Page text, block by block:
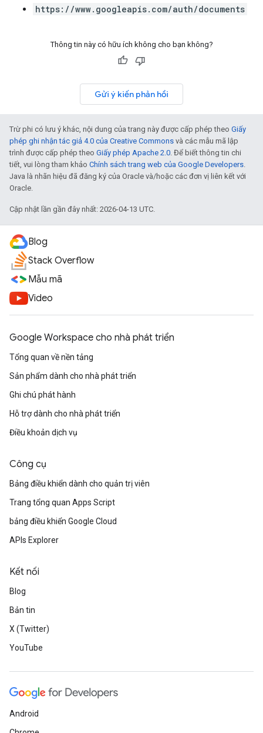
https://www.googleapis.com/auth/documents
Thông tin này có hữu ích không cho bạn không?
Gửi ý kiến phản hồi
Trừ phi có lưu ý khác, nội dung của trang này được cấp phép theo Giấy
phép ghi nhận tác giả 4.0 của Creative Commons và các mẫu mã lập
trình được cấp phép theo Giấy phép Apache 2.0. Để biết thông tin chi
tiết, vui lòng tham khảo Chính sách trang web của Google Developers.
Java là nhãn hiệu đã đăng ký của Oracle và/hoặc các đơn vị liên kết với
Oracle.
Cập nhật lần gần đây nhất: 2026-04-13 UTC.
Blog
Stack Overflow
Mẫu mã
Video
Google Workspace cho nhà phát triển
Tổng quan về nền tảng
Sản phẩm dành cho nhà phát triển
Ghi chú phát hành
Hỗ trợ dành cho nhà phát triển
Điều khoản dịch vụ
Công cụ
Bảng điều khiển dành cho quản trị viên
Trang tổng quan Apps Script
bảng điều khiển Google Cloud
APIs Explorer
Kết nối
Blog
Bản tin
X (Twitter)
YouTube
Android